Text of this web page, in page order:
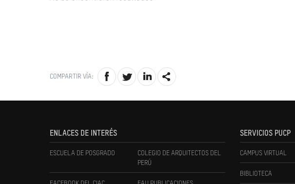
COMPARTIR VÍA:
ENLACES DE INTERÉS
ESCUELA DE POSGRADO
COLEGIO DE ARQUITECTOS DEL
PERÚ
SERVICIOS PUCP
CAMPUS VIRTUAL
BIBLIOTECA